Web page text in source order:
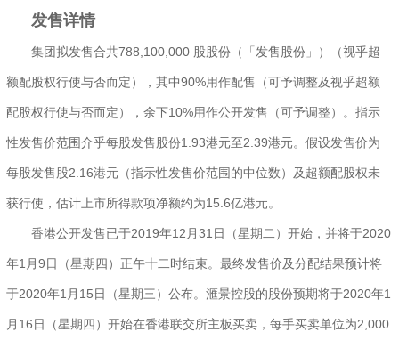
发售详情
集团拟发售合共788,100,000 股股份（「发售股份」）（视乎超
额配股权行使与否而定），其中90%用作配售（可予调整及视乎超额
配股权行使与否而定），余下10%用作公开发售（可予调整）。指示
性发售价范围介乎每股发售股份1.93港元至2.39港元。假设发售价为
每股发售股2.16港元（指示性发售价范围的中位数）及超额配股权未
获行使，估计上市所得款项净额约为15.6亿港元。
香港公开发售已于2019年12月31日（星期二）开始，并将于2020
年1月9日（星期四）正午十二时结束。最终发售价及分配结果预计将
于2020年1月15日（星期三）公布。滙景控股的股份预期将于2020年1
月16日（星期四）开始在香港联交所主板买卖，每手买卖单位为2,000